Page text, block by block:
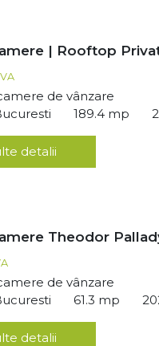
| Rooftop
de vânzare
189.4 mp
detalii
Theodor
de vânzare
61.3 mp
detalii